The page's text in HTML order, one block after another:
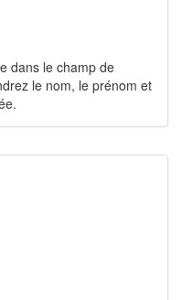
dans le champ de
le nom, le prénom et